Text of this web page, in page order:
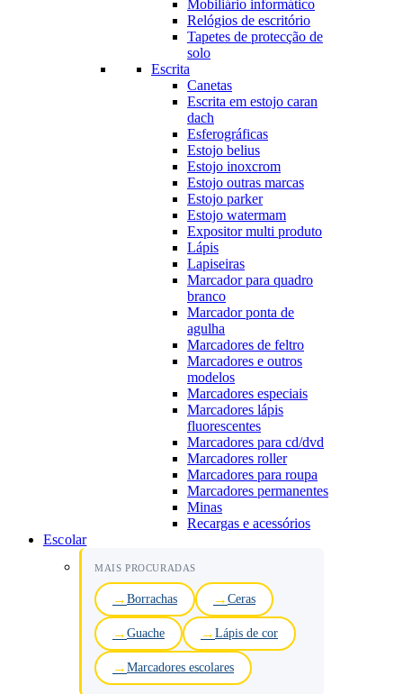
Mobiliário informático
Relógios de escritório
Tapetes de protecção de
solo
Escrita
Canetas
Escrita em estojo caran
dach
Esferográficas
Estojo belius
Estojo inoxcrom
Estojo outras marcas
Estojo parker
Estojo watermam
Expositor multi produto
Lápis
Lapiseiras
Marcador para quadro
branco
Marcador ponta de
agulha
Marcadores de feltro
Marcadores e outros
modelos
Marcadores especiais
Marcadores lápis
fluorescentes
Marcadores para cd/dvd
Marcadores roller
Marcadores para roupa
Marcadores permanentes
Minas
Recargas e acessórios
Escolar
MAIS PROCURADAS
Borrachas Ceras
Guache Lápis de cor
Marcadores escolares